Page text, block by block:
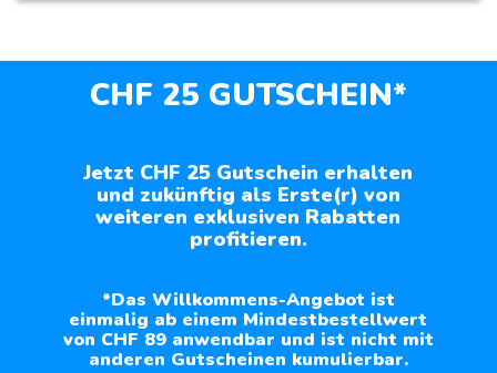
CHF 25 GUTSCHEIN*
Jetzt CHF 25 Gutschein erhalten
und zukünftig als Erste(r) von
weiteren exklusiven Rabatten
profitieren.
*Das Willkommens-Angebot ist
einmalig ab einem Mindestbestellwert
von CHF 89 anwendbar und ist nicht mit
anderen Gutscheinen kumulierbar.